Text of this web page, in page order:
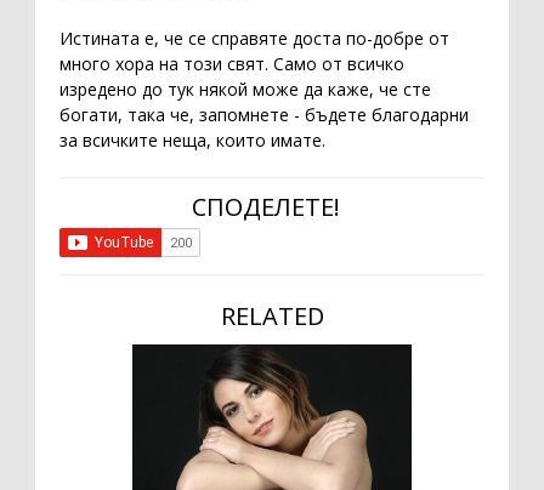
Истината е, че се справяте доста по-добре от
много хора на този свят. Само от всичко
изредено до тук някой може да каже, че сте
богати, така че, запомнете - бъдете благодарни
за всичките неща, които имате.
СПОДЕЛЕТЕ!
RELATED